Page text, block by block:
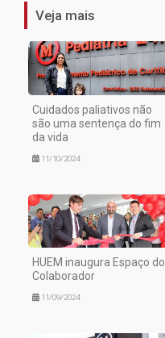
Veja mais
Cuidados paliativos não
são uma sentença do fim
da vida
11/10/2024
HUEM inaugura Espaço do
Colaborador
11/09/2024